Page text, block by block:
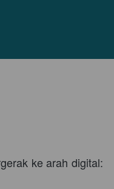
ke arah digital: